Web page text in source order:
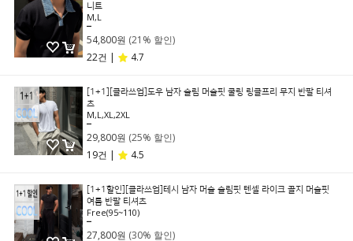
니트
M,L
54,800원 (21% 할인)
22건 |
4.7
[1+1][클라쓰업]도우 남자 슬림 머슬핏 쿨링 링클프리 무지 반팔 티셔
츠
M,L,XL,2XL
29,800원 (25% 할인)
19건 |
4.5
[1+1할인][클라쓰업]테시 남자 머슬 슬림핏 텐셀 라이크 골지 머슬핏
여름 반팔 티셔츠
Free(95~110)
27,800원 (30% 할인)